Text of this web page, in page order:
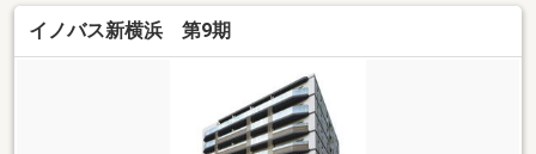
イノバス新横浜 第9期